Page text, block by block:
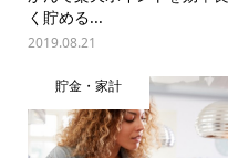
く貯める...
2019.08.21
貯金・家計